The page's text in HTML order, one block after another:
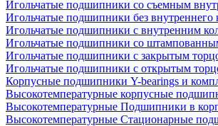
Игольчатые подшипники со съемным
Игольчатые подшипники без
Игольчатые подшипники с внутренним
Игольчатые подшипники со
Игольчатые подшипники с закрытым
Игольчатые подшипники с открытым
Корпусные подшипники Y-bearings и
Высокотемпературные корпусные
Высокотемпературные Подшипники в
Высокотемпературные Стационарные